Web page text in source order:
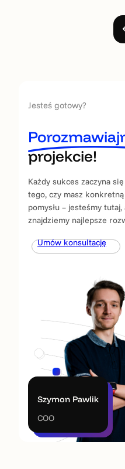
Szymon Pawlik
COO
Jesteś gotowy?
projekcie!
Każdy sukces zaczyna
tego, czy masz
pomysłu – jesteśmy
znajdziemy najlepsze
Umów konsultację